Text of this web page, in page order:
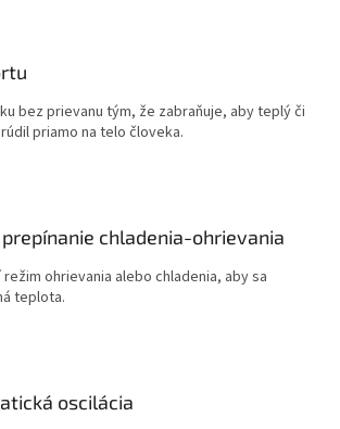
bez prievanu tým, že zabraňuje, aby teplý či
priamo na telo človeka.
chladenia-ohrievania
ohrievania alebo chladenia, aby sa
teplota.
oscilácia